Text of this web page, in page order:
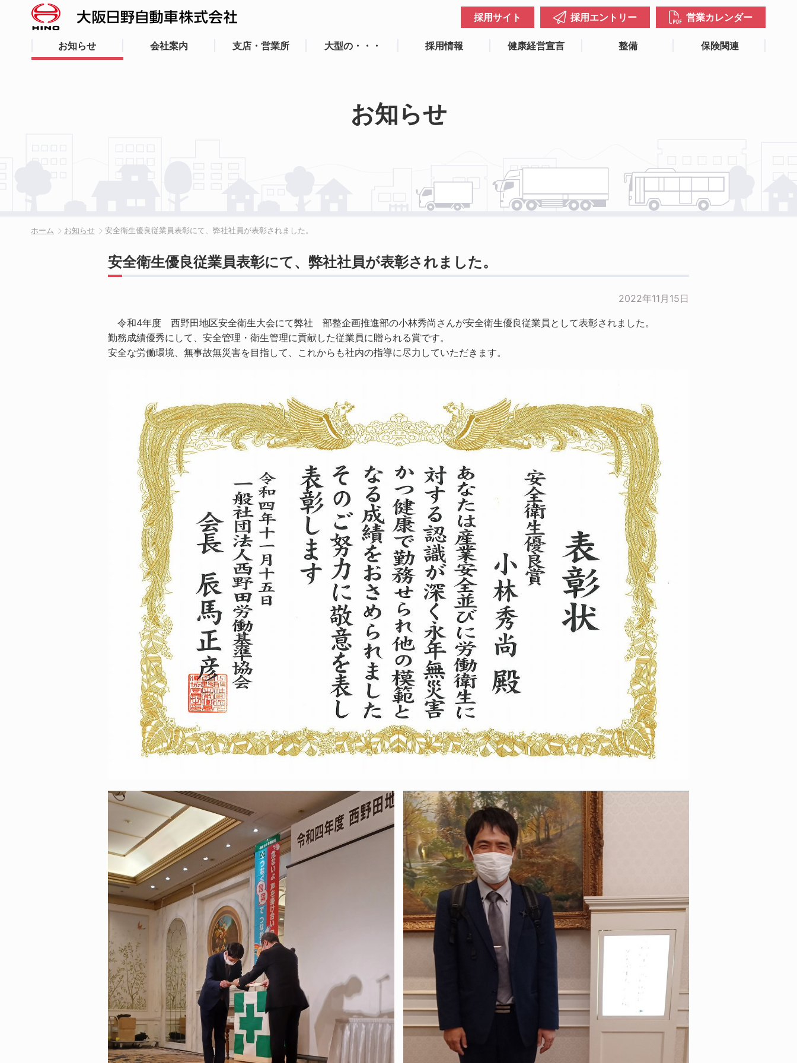
お知らせ 会社案内 支店・営業所 大型の・・・ 採用情報 健康経営宣言 整備 保険関連
採用サイト 採用エントリー 営業カレンダー
お知らせ
ホーム お知らせ 安全衛生優良従業員表彰にて、弊社社員が表彰されました。
安全衛生優良従業員表彰にて、弊社社員が表彰されました。
2022年11月15日
令和4年度 西野田地区安全衛生大会にて弊社 部整企画推進部の小林秀尚さんが安全衛生優良従業員として表彰されました。
勤務成績優秀にして、安全管理・衛生管理に貢献した従業員に贈られる賞です。
安全な労働環境、無事故無災害を目指して、これからも社内の指導に尽力していただきます。